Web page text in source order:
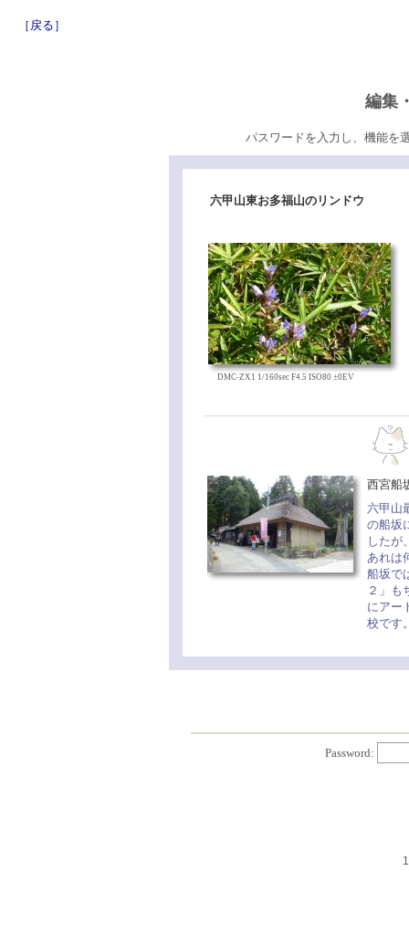
［戻る］
編集
パスワードを入力し、機能を
六甲山東お多福山のリンドウ
DMC-ZX1 1/160sec F4.5 ISO80 ±0EV
西宮
六甲山
の船坂
したが
あれは
船坂で
２」も
にアー
校です
Password:
1